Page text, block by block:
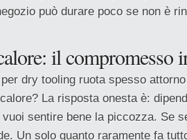
può durare poco se non è
il compromesso
dry tooling ruota spesso
La risposta onesta è:
sentire bene la piccozza. Se
Un solo guanto raramente fa